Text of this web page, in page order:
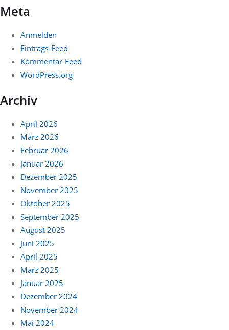
Meta
Anmelden
Eintrags-Feed
Kommentar-Feed
WordPress.org
Archiv
April 2026
März 2026
Februar 2026
Januar 2026
Dezember 2025
November 2025
Oktober 2025
September 2025
August 2025
Juni 2025
April 2025
März 2025
Januar 2025
Dezember 2024
November 2024
Mai 2024